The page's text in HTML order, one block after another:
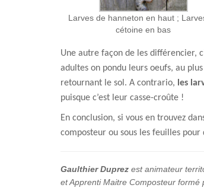
Larves de hanneton en haut ;
cétoine en bas
Une autre façon de les différencier,
adultes on pondu leurs oeufs, au
retournant le sol. A contrario, les
puisque c’est leur casse-croûte !
En conclusion, si vous en trouvez
composteur ou sous les feuilles pour
Gaulthier Duprez est animateur
et Apprenti Maitre Composteur formé